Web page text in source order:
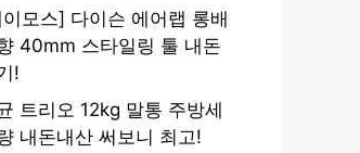
모스] 다이슨 에어랩 롱배
40mm 스타일링 툴 내돈
!
트리오 12kg 말통 주방세
내돈내산 써보니 최고!